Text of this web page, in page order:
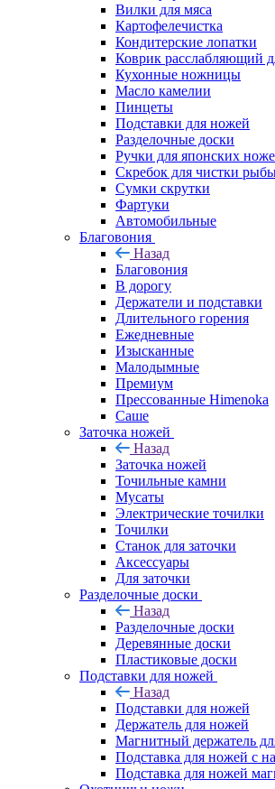
Вилки для мяса
Картофелечистка
Кондитерские лопатки
Коврик расслабляющий
Кухонные ножницы
Масло камелии
Пинцеты
Подставки для ножей
Разделочные доски
Ручки для японских
Скребок для чистки
Сумки скрутки
Фартуки
Автомобильные
Благовония
Назад
Благовония
В дорогу
Держатели и подставки
Длительного горения
Ежедневные
Изысканные
Малодымные
Премиум
Прессованные Himenoka
Саше
Заточка ножей
Назад
Заточка ножей
Точильные камни
Мусаты
Электрические точилки
Точилки
Станок для заточки
Аксессуары
Для заточки
Разделочные доски
Назад
Разделочные доски
Деревянные доски
Пластиковые доски
Подставки для ножей
Назад
Подставки для ножей
Держатель для ножей
Магнитный держатель
Подставка для ножей с
Подставка для ножей